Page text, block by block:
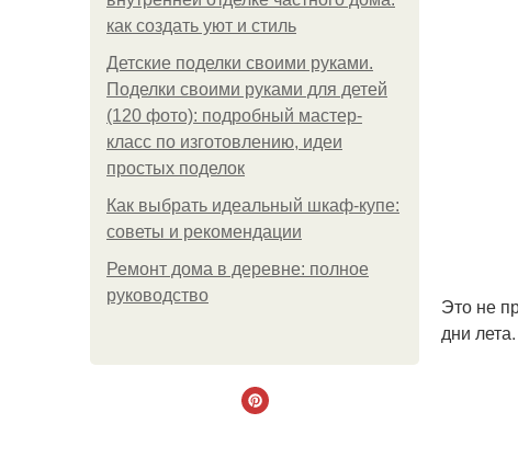
как создать уют и стиль
Детские поделки своими руками.
Поделки своими руками для детей
(120 фото): подробный мастер-
класс по изготовлению, идеи
простых поделок
Как выбрать идеальный шкаф-купе:
советы и рекомендации
Ремонт дома в деревне: полное
руководство
Это не
дни лета.